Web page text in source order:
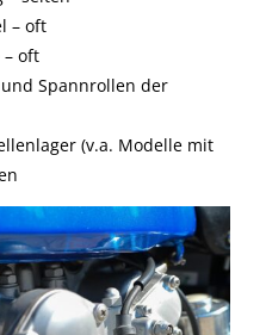
– oft
– oft
Spannrollen der
(v.a. Modelle mit